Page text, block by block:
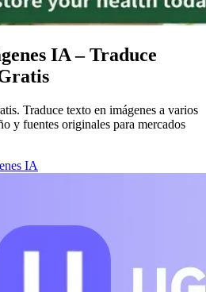
IA – Traduce
Traduce texto en imágenes a varios
y fuentes originales para mercados
IA